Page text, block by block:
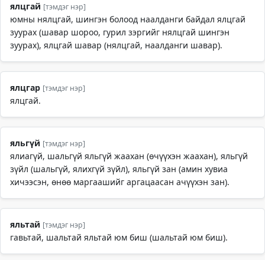
ялцгай [тэмдэг нэр]
юмны нялцгай, шингэн болоод наалданги байдал ялцгай
зуурах (шавар шороо, гурил зэргийг нялцгай шингэн
зуурах), ялцгай шавар (нялцгай, наалданги шавар).
ялцгар [тэмдэг нэр]
ялцгай.
яльгүй [тэмдэг нэр]
ялиагүй, шальгүй яльгүй жаахан (өчүүхэн жаахан), яльгүй
зүйл (шальгүй, ялихгүй зүйл), яльгүй зан (амин хувиа
хичээсэн, өнөө маргаашийг аргацаасан ачүүхэн зан).
яльтай [тэмдэг нэр]
гавьтай, шальтай яльтай юм биш (шальтай юм биш).